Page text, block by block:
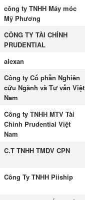
công ty TNHH Máy móc
Mỹ Phương
CÔNG TY TÀI CHÍNH
PRUDENTIAL
alexan
Công ty Cổ phần Nghiên
cứu Ngành và Tư vấn Việt
Nam
Công ty TNHH MTV Tài
Chính Prudential Việt
Nam
C.T TNHH TMDV CPN
Công Ty TNHH Piiship